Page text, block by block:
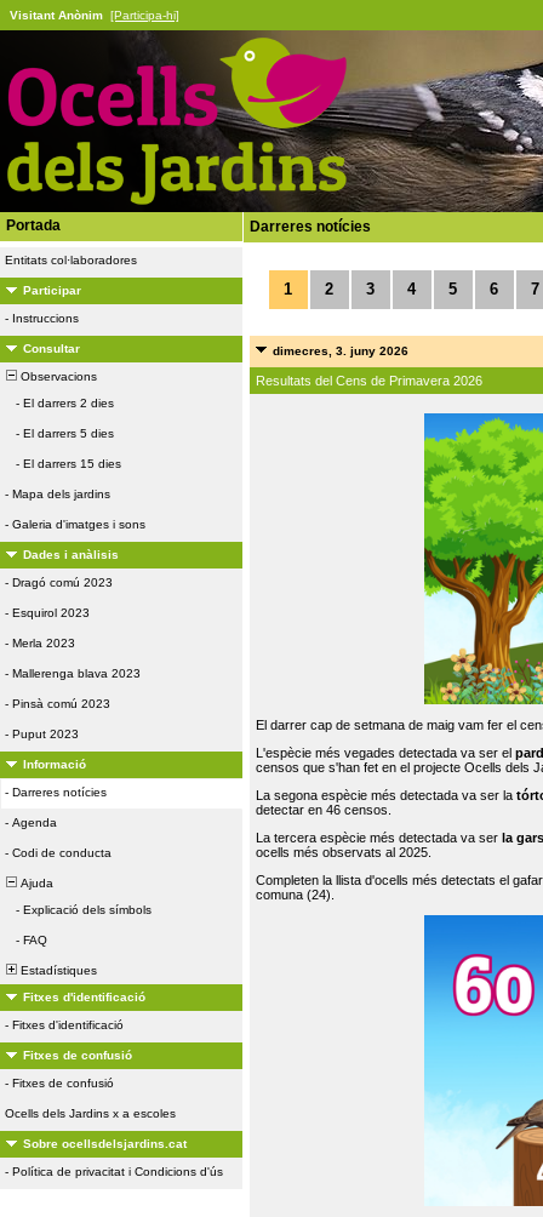
Visitant Anònim [Participa-hi]
Portada
Entitats col·laboradores
Participar
- Instruccions
Consultar
Observacions
- El darrers 2 dies
- El darrers 5 dies
- El darrers 15 dies
- Mapa dels jardins
- Galeria d'imatges i sons
Dades i anàlisis
- Dragó comú 2023
- Esquirol 2023
- Merla 2023
- Mallerenga blava 2023
- Pinsà comú 2023
- Puput 2023
Informació
- Darreres notícies
- Agenda
- Codi de conducta
Ajuda
- Explicació dels símbols
- FAQ
Estadístiques
Fitxes d'identificació
- Fitxes d'identificació
Fitxes de confusió
- Fitxes de confusió
Ocells dels Jardins x a escoles
Sobre ocellsdelsjardins.cat
- Política de privacitat i Condicions d'ús
Darreres notícies
1 2 3 4 5 6 7
dimecres, 3. juny 2026
Resultats del Cens de Primavera 2026
El darrer cap de setmana de maig vam fer el
L'espècie més vegades detectada va ser el
censos que s'han fet en el projecte Ocells dels
La segona espècie més detectada va ser la
detectar en 46 censos.
La tercera espècie més detectada va ser la
ocells més observats al 2025.
Completen la llista d'ocells més detectats el
comuna (24).